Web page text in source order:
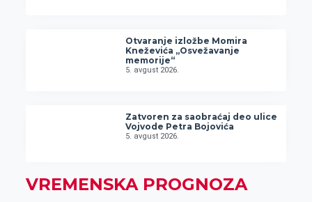
Otvaranje izložbe Momira
Kneževića „Osvežavanje
memorije“
5. avgust 2026.
Zatvoren za saobraćaj deo ulice
Vojvode Petra Bojovića
5. avgust 2026.
VREMENSKA PROGNOZA